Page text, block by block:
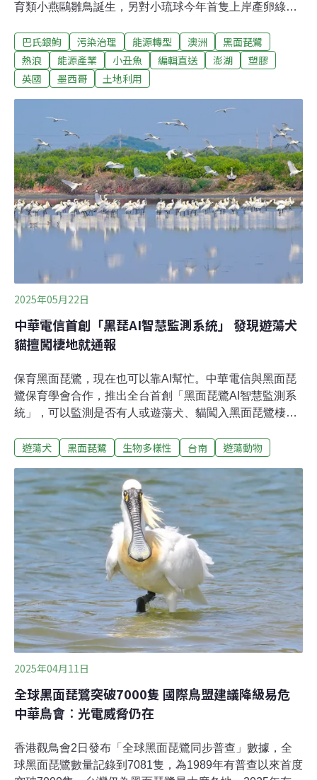
育類小燕鷗雛鳥誕生，另對小琉球今年首隻上岸產卵綠蠵
同守護海岸訪客。 （中央社報導）魚塭地開發產專區 地方
憂毀生態位於中西區、安平區交界的卅公頃魚塭學產地，
台南市府與教育部合作開發產業專區，由於當地是陸蟹─
兇狠圓軸蟹重要棲地，今（2025）年也有大量黑面琵鷺現
蹤。南市議員周嘉韋昨質詢表示，當地現況是天然滯洪
池，未來如果高度開發，恐是在地居民的夢魘，也是生態
一大浩劫。農業局說明，該區並非黑琵主要棲息地，惟有
零星族群（約50至60隻）於該地覓食。（自由時報報導）
巴氏銀鮈 污染治理 能源轉型 澳洲
黑面琵鷺
熱浪
能源產業 小丑魚 編輯直送 澎湖
塑膠
英國
墨西哥 土地利用
2025年05月22日
中華電信首創「黑琵AI智慧監測系統」 發現遊蕩犬
貓擅闖棲地就通報
保育黑面琵鷺，現在也可以靠AI幫忙。中華電信與黑面琵
鷺保育學會合作，推出全台首創「黑面琵鷺AI智慧監測系
統」，可以監測是否有人或遊蕩犬、貓闖入黑面琵鷺棲
160次入侵事件，有效減少約100名巡守人力。此外，中華
數量，目前影像辨識率已達到九成。AI偵測不難 最難是如
何驅趕野狗和人優樂地永續、三人恆好與環境友善種子於
21日共同主辦第三屆《生物多樣性行動論壇》，聚焦企業
如何切入及倡議生物多樣性議題。論壇上，中華電信台南
營運處總經理蔡旻宏分享，他們近年與台灣黑面琵鷺保育
學會合作，推出全台首創「黑面琵鷺AI智慧監測系統」。
蔡旻宏表示，每年飛往台灣度冬的黑面琵鷺數量占全球總
量近六成，其中逾半會待在台南。然而，黑面琵鷺正面對
遊蕩犬入侵棲地、高致病性禽流感、水源影響食物鏈等生
存威脅，保育不可懈怠。黑面琵鷺保
遊蕩犬 黑面琵鷺 生物多樣性 台南 遊蕩動物
2025年04月11日
全球黑面琵鷺突破7000隻 國際鳥盟建議降級易危
中華鳥會︰光電威脅仍在
香港觀鳥會2日發布「全球黑面琵鷺同步普查」數據，全
球黑面琵鷺數量記錄到7081隻，為1989年有普查以來首度